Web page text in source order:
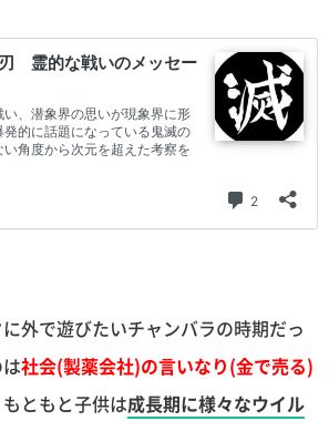
外で遊びたいチャンバラの時期だっ
社会(製薬会社)の言いなり(金で売る)
ともと子供は成長期に様々なウイル